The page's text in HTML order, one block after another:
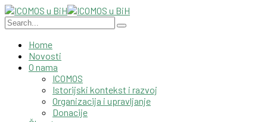
Home
Novosti
O nama
ICOMOS
Istorijski kontekst i razvoj
Organizacija i upravljanje
Donacije